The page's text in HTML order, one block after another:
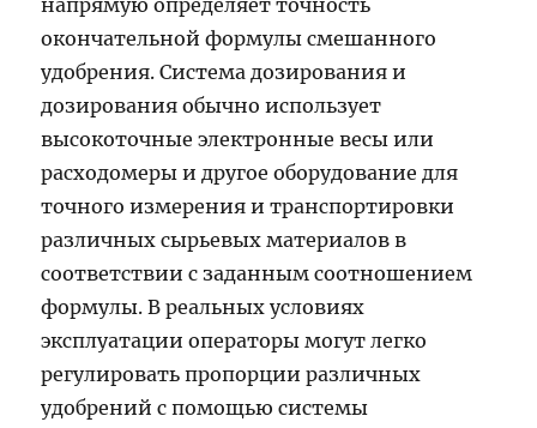
напрямую определяет точность
окончательной формулы смешанного
удобрения. Система дозирования и
дозирования обычно использует
высокоточные электронные весы или
расходомеры и другое оборудование для
точного измерения и транспортировки
различных сырьевых материалов в
соответствии с заданным соотношением
формулы. В реальных условиях
эксплуатации операторы могут легко
регулировать пропорции различных
удобрений с помощью системы